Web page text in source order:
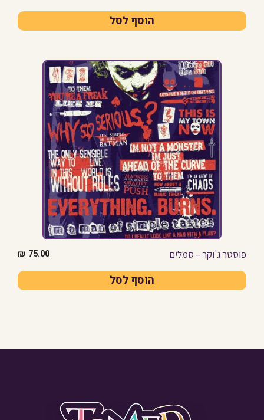
הוסף לסל
פוסטר ג'וקר – סמלים 75.00
₪
הוסף לסל